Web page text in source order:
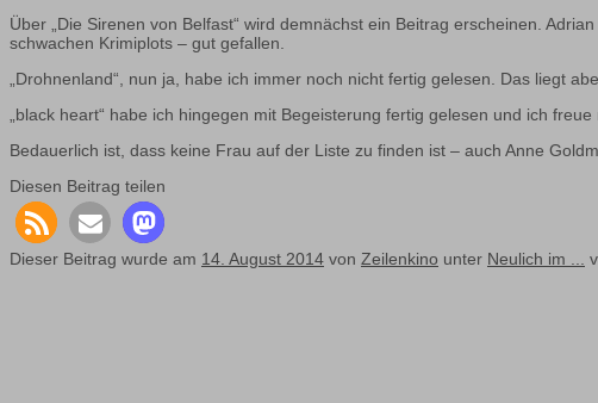
Über „Die Sirenen von Belfast“ wird demnächst ein Beitrag erscheinen.
schwachen Krimiplots – gut gefallen.
„Drohnenland“, nun ja, habe ich immer noch nicht fertig gelesen. Das liegt
„black heart“ habe ich hingegen mit Begeisterung fertig gelesen und ich
Bedauerlich ist, dass keine Frau auf der Liste zu finden ist – auch Anne
Diesen Beitrag teilen
Dieser Beitrag wurde am 14. August 2014 von Zeilenkino unter Neulich im ...